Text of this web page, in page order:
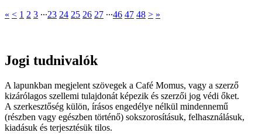
« < 1 2 3 ∙∙∙23 24 25 26 27 ∙∙∙46 47 48 > »
Jogi tudnivalók
A lapunkban megjelent szövegek a Café Momus, vagy a szerző
kizárólagos szellemi tulajdonát képezik és szerzői jog védi őket.
A szerkesztőség külön, írásos engedélye nélkül mindennemű
(részben vagy egészben történő) sokszorosításuk, felhasználásuk,
kiadásuk és terjesztésük tilos.